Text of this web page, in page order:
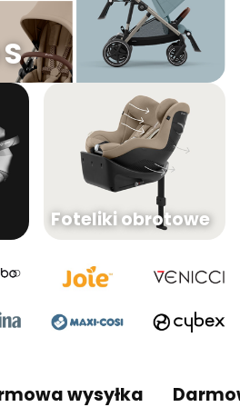
Foteliki obrotowe
wysyłka Darmowa